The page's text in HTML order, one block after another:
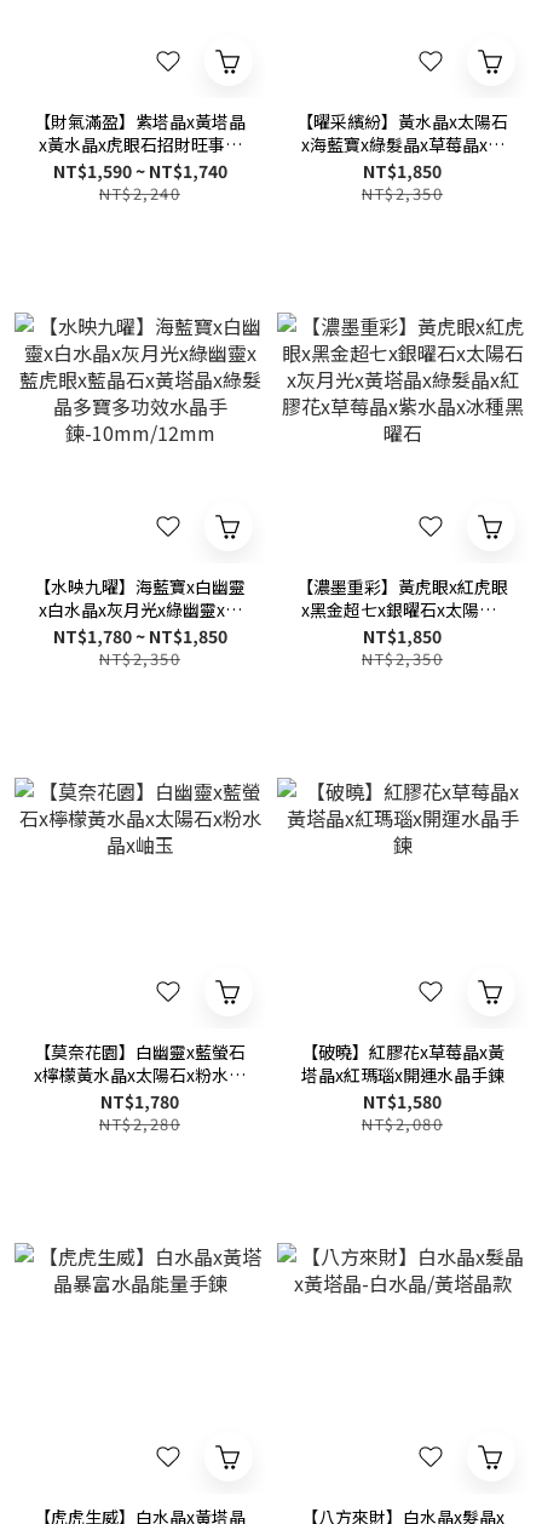
【財氣滿盈】紫塔晶x黃塔晶
x黃水晶x虎眼石招財旺事業
水晶手鍊-黃塔晶+紫塔晶/紫
塔晶+紫幽靈/黃塔晶+虎眼石
NT$1,590 ~ NT$1,740
NT$2,240
【曜采繽紛】黃水晶x太陽石
x海藍寶x綠髮晶x草莓晶x黑
金超七x粉水晶x紅膠花x紫水
晶多寶多功效水晶手鍊
NT$1,850
NT$2,350
【水映九曜】海藍寶x白幽靈
x白水晶x灰月光x綠幽靈x藍
虎眼x藍晶石x黃塔晶x綠髮晶
多寶多功效水晶手
NT$1,780 ~ NT$1,850
NT$2,350
【濃墨重彩】黃虎眼x紅虎眼
x黑金超七x銀曜石x太陽石x
灰月光x黃塔晶x綠髮晶x紅膠
花x草莓晶x紫水晶x冰種黑曜
NT$1,850
NT$2,350
【莫奈花園】白幽靈x藍螢石
x檸檬黃水晶x太陽石x粉水晶
x岫玉
NT$1,780
NT$2,280
【破曉】紅膠花x草莓晶x黃
塔晶x紅瑪瑙x開運水晶手鍊
NT$1,580
NT$2,080
【虎虎生威】白水晶x黃塔晶
【八方來財】白水晶x髮晶x